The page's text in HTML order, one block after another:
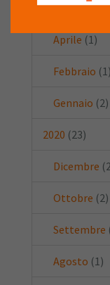
Maggio(2)
Aprile (1)
Febbraio (1)
Gennaio (2)
2020 (23)
Dicembre
Ottobre (2)
Settembre
Agosto (1)